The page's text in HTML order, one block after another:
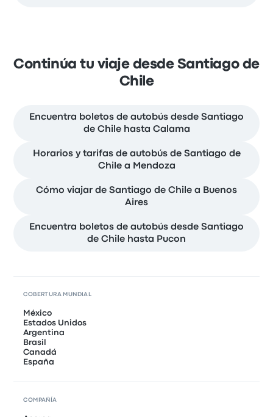
Continúa tu viaje desde Santiago de
Chile
Encuentra boletos de autobús desde Santiago
de Chile hasta Calama
Horarios y tarifas de autobús de Santiago de
Chile a Mendoza
Cómo viajar de Santiago de Chile a Buenos
Aires
Encuentra boletos de autobús desde Santiago
de Chile hasta Pucon
COBERTURA MUNDIAL
México
Estados Unidos
Argentina
Brasil
Canadá
España
COMPAÑÍA